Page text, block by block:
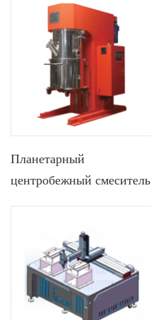
кромок с аккумулятором
3 в 1 для производства
призматических ячеек
Планетарный
центробежный смеситель
батареи